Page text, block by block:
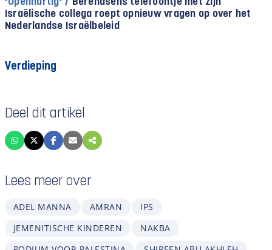
‘Openhartig’ / Berendsens telefoontje met zijn
Israëlische collega roept opnieuw vragen op over het
Nederlandse Israëlbeleid
Verdieping
Deel dit artikel
Lees meer over
ADEL MANNA AMRAN
IPS
JEMENITISCHE KINDEREN
NAKBA